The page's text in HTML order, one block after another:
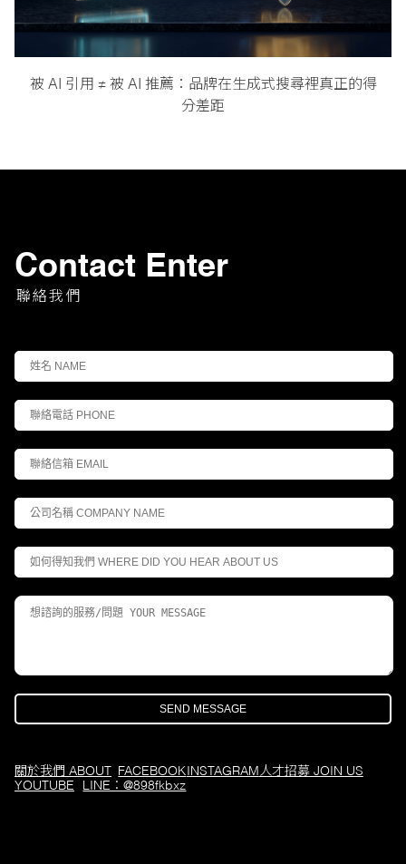
被 AI 引用 ≠ 被 AI 推薦：品牌在生成式搜尋裡真正的得
分差距
Contact Enter
聯絡我們
關於我們 ABOUT FACEBOOK INSTAGRAM 人才招募 JOIN US
YOUTUBE
LINE：@898fkbxz